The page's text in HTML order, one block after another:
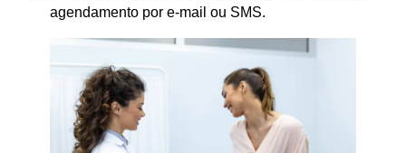
agendamento por e-mail ou SMS.